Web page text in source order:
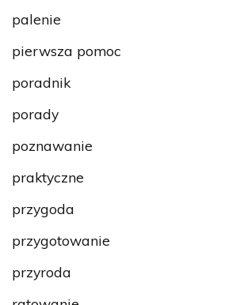
palenie
pierwsza pomoc
poradnik
porady
poznawanie
praktyczne
przygoda
przygotowanie
przyroda